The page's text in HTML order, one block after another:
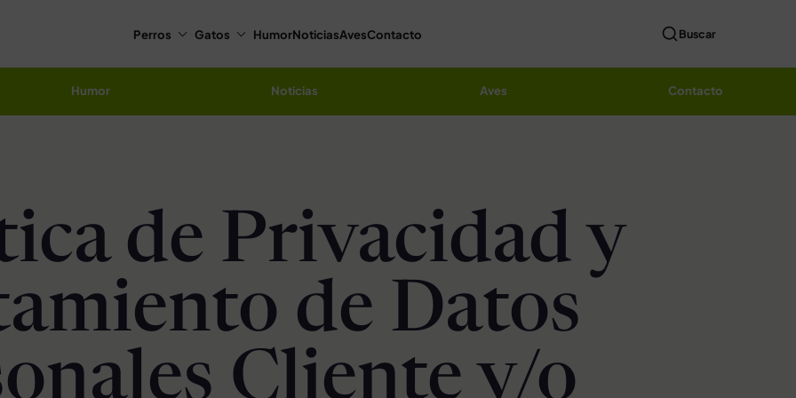
Perros Gatos HumorNoticiasAvesContacto Buscar
Humor Noticias Aves Contacto
de Privacidad y
de Datos
Cliente y/o